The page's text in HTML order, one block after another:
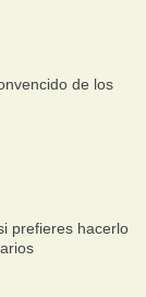
de los
prefieres hacerlo